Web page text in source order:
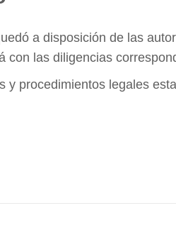
a disposición de las
las diligencias
y procedimientos legales